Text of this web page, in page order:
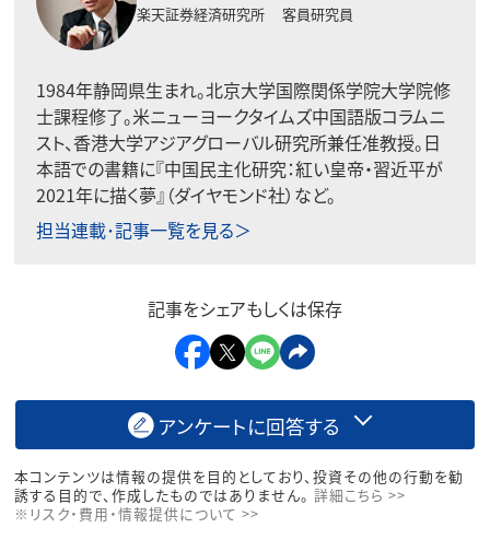
楽天証券経済研究所 客員研究員
1984年静岡県生まれ。北京大学国際関係学院大学院修
士課程修了。米ニューヨークタイムズ中国語版コラムニ
スト、香港大学アジアグローバル研究所兼任准教授。日
本語での書籍に『中国民主化研究：紅い皇帝・習近平が
2021年に描く夢』（ダイヤモンド社）など。
担当連載･記事一覧を見る＞
記事をシェアもしくは保存
アンケートに回答する
本コンテンツは情報の提供を目的としており、投資その他の行動を勧
誘する目的で、作成したものではありません。 詳細こちら >>
※リスク・費用・情報提供について >>